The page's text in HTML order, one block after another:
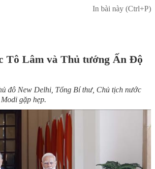
In bài này (Ctrl+P)
Tô Lâm và Thủ tướng Ấn Độ
đô New Delhi, Tổng Bí thư, Chủ tịch nước
gặp hẹp.